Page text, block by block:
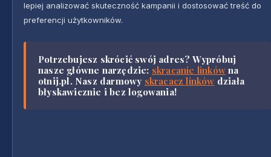
lepiej analizować skuteczność kampanii i dostosować treść do
preferencji użytkowników.
Potrzebujesz skrócić swój adres? Wypróbuj
nasze główne narzędzie: skracanie linków na
otnij.pl. Nasz darmowy skracacz linków działa
błyskawicznie i bez logowania!